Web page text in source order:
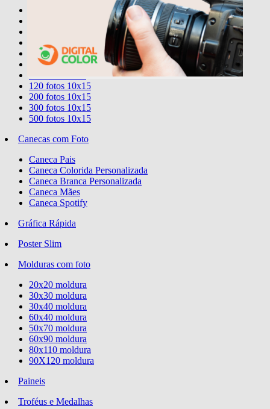
80 fotos 15x21
40 fotos 20x25
40 fotos 20x30
120 fotos 10x15
200 fotos 10x15
300 fotos 10x15
500 fotos 10x15
Canecas com Foto
Caneca Pais
Caneca Colorida Personalizada
Caneca Branca Personalizada
Caneca Mães
Caneca Spotify
Gráfica Rápida
Poster Slim
Molduras com foto
20x20 moldura
30x30 moldura
30x40 moldura
60x40 moldura
50x70 moldura
60x90 moldura
80x110 moldura
90X120 moldura
Paineis
Troféus e Medalhas